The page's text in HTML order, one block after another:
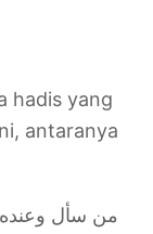
hadis yang
antaranya